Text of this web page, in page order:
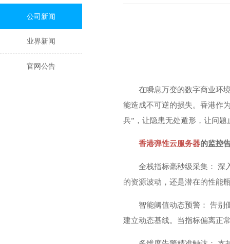
公司新闻
业界新闻
官网公告
在瞬息万变的数字商业环
能造成不可逆的损失。香港作
兵”，让隐患无处遁形，让问题
香港弹性云服务器的监控
全栈指标毫秒级采集： 深
的资源波动，还是潜在的性能
智能阈值动态预警： 告别
建立动态基线。当指标偏离正